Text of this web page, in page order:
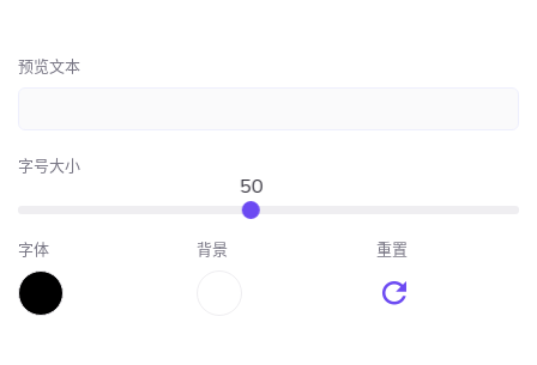
预览文本
字号大小
50
字体 背景 重置